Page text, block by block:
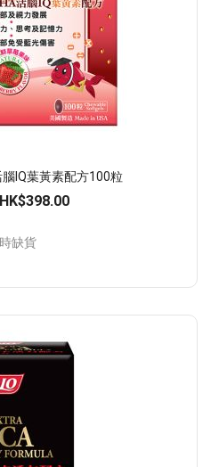
IQ葉黃素配方100粒
HK$398.00
缺貨
清單